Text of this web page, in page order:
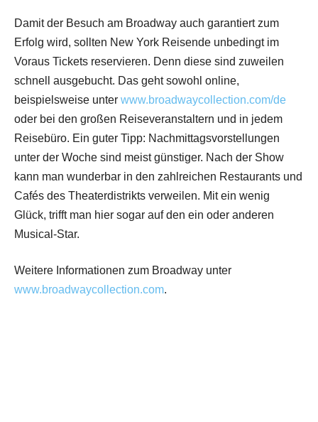
Damit der Besuch am Broadway auch garantiert zum
Erfolg wird, sollten New York Reisende unbedingt im
Voraus Tickets reservieren. Denn diese sind zuweilen
schnell ausgebucht. Das geht sowohl online,
beispielsweise unter www.broadwaycollection.com/de
oder bei den großen Reiseveranstaltern und in jedem
Reisebüro. Ein guter Tipp: Nachmittagsvorstellungen
unter der Woche sind meist günstiger. Nach der Show
kann man wunderbar in den zahlreichen Restaurants und
Cafés des Theaterdistrikts verweilen. Mit ein wenig
Glück, trifft man hier sogar auf den ein oder anderen
Musical-Star.
Weitere Informationen zum Broadway unter
www.broadwaycollection.com.